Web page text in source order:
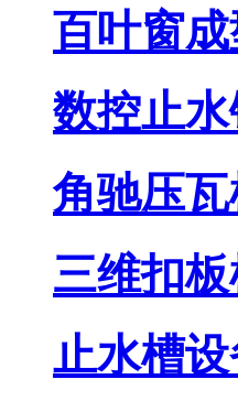
百叶窗
数控止
角驰压瓦
三维扣板
止水槽设